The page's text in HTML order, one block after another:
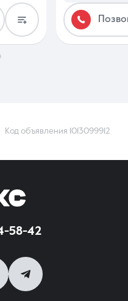
Код объявления 1013099912
58-42